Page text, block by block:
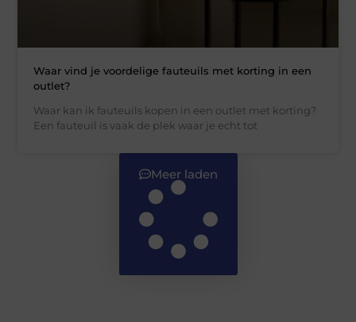
Waar vind je voordelige fauteuils met korting in een
outlet?
Waar kan ik fauteuils kopen in een outlet met korting?
Een fauteuil is vaak de plek waar je echt tot
Meer laden